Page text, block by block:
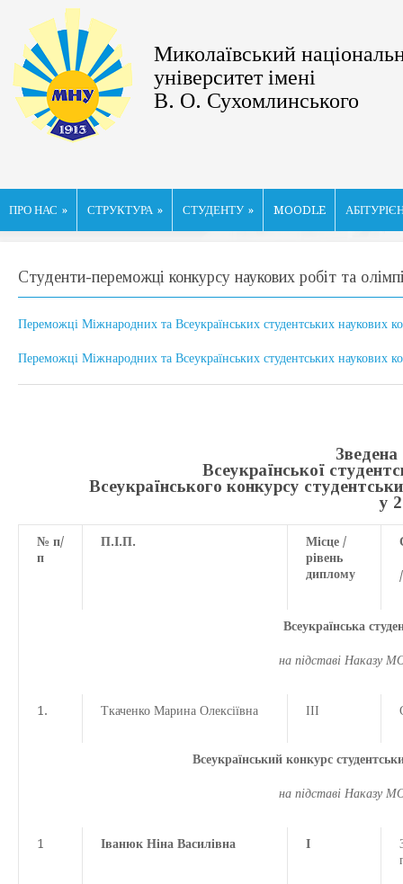
Миколаївський
університет імені
В. О. Сухомлинського
ПРО НАС » СТРУКТУРА » СТУДЕНТУ » MOODLE
Студенти-переможці конкурсу наукових робіт та
Переможці Міжнародних та Всеукраїнських студентських наукових
Переможці Міжнародних та Всеукраїнських студентських наукових
Зведена
Всеукраїнської
Всеукраїнського конкурсу
у
№ п/
п
П.І.П.
Місце /
рівень
диплому
Всеукраїнська
на підставі Наказу
1. Ткаченко Марина Олексіївна ІІІ
Всеукраїнський конкурс
на підставі Наказу
1 Іванюк Ніна Василівна І